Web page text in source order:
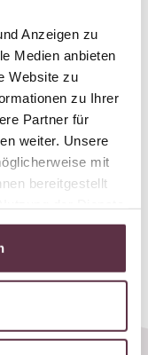
Anzeigen zu
Medien anbieten
Website zu
zu Ihrer
Partner für
weiter. Unsere
mit
bereitgestellt